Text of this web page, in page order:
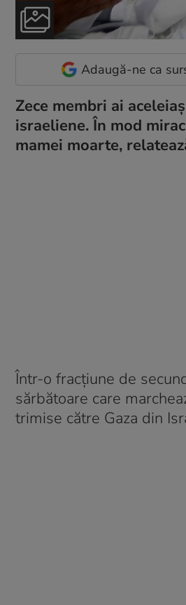
Adaugă-ne ca
Zece membri ai
israeliene. În mod
mamei moarte,
Într-o fracțiune de
sărbătoare care
trimise către Gaza din